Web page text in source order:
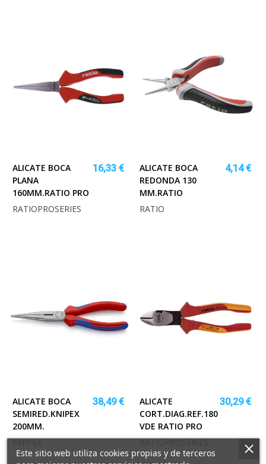
ALICATE BOCA
PLANA
160MM.RATIO PRO
16,33 €
RATIOPROSERIES
ALICATE BOCA
REDONDA 130
MM.RATIO
4,14 €
RATIO
ALICATE BOCA
SEMIRED.KNIPEX
200MM.
38,49 €
ALICATE
CORT.DIAG.REF.180
VDE RATIO PRO
30,29 €
Este sitio web utiliza cookies propias y de terceros